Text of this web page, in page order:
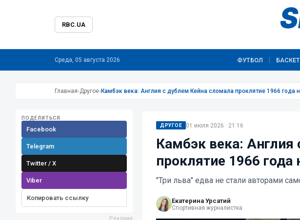
RBC.UA
Среда, 05 августа 2026 ФУТБОЛ
Главная›Другое› Камбэк века: Англия с дублем Кейна сломала проклятие 1966 года
ПОДЕЛИТЬСЯ
Facebook
Telegram
Twitter / X
Viber
Копировать ссылку
ДРУГОЕ 01 июля 2026 · 21:16
Камбэк века:
проклятие 1966
"Три льва" едва не стали авторами
Екатерина Урсатий
Спортивная журналистка